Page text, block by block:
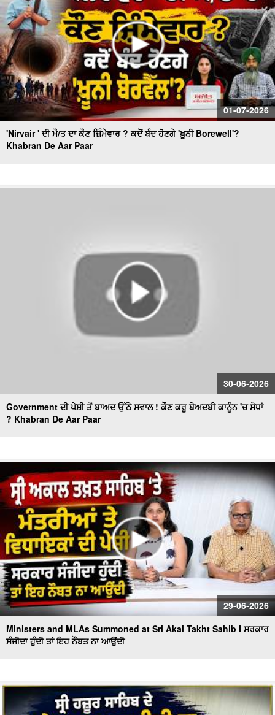
01-07-2026
'Nirvair ' ਦੀ ਮੌ/ਤ ਦਾ ਕੌਣ ਜ਼ਿੰਮੇਵਾਰ ? ਕਦੋਂ ਬੰਦ ਹੋਣਗੇ 'ਖ਼ੂਨੀ Borewell'?
Khabran De Aar Paar
30-06-2026
Government ਦੀ ਪੇਸ਼ੀ ਤੋਂ ਬਾਅਦ ਉੱਠੇ ਸਵਾਲ ! ਕੌਣ ਕਰੂ ਬੇਅਦਬੀ ਕਾਨੂੰਨ 'ਚ ਸੋਧਾਂ
? Khabran De Aar Paar
29-06-2026
Ministers and MLAs Summoned at Sri Akal Takht Sahib I ਸਰਕਾਰ
ਸੰਜੀਦਾ ਹੁੰਦੀ ਤਾਂ ਇਹ ਨੌਬਤ ਨਾ ਆਉਂਦੀ